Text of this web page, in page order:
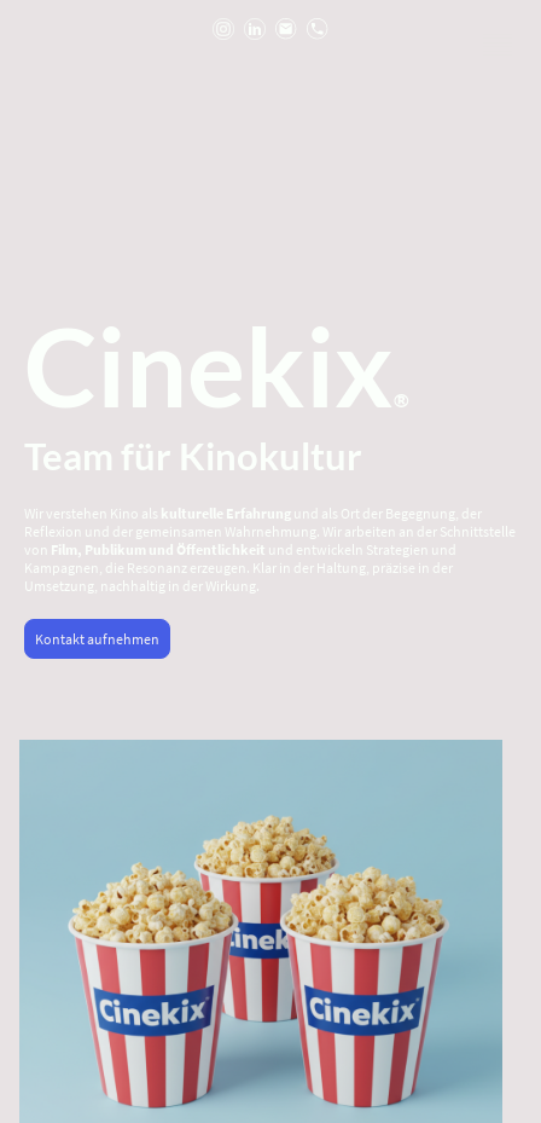
Cinekix ®
Team für Kinokultur
Wir verstehen Kino als kulturelle Erfahrung und als Ort der Begegnung, der
Reflexion und der gemeinsamen Wahrnehmung. Wir arbeiten an der Schnittstelle
von Film, Publikum und Öffentlichkeit und entwickeln Strategien und
Kampagnen, die Resonanz erzeugen. Klar in der Haltung, präzise in der
Umsetzung, nachhaltig in der Wirkung.
Kontakt aufnehmen